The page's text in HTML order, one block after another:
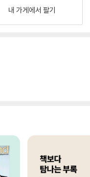
내 가게에서 팔기